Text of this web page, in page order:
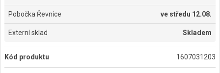
Pobočka Řevnice ve středu 12.08.
Externí sklad Skladem
Kód produktu 1607031203